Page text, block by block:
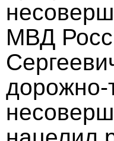
МВД
дорожно-